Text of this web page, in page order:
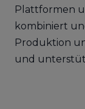
Plattformen
kombiniert
Produktion
und